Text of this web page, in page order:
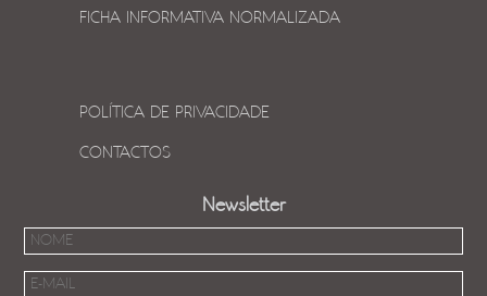
FICHA INFORMATIVA NORMALIZADA
POLÍTICA DE PRIVACIDADE
CONTACTOS
Newsletter